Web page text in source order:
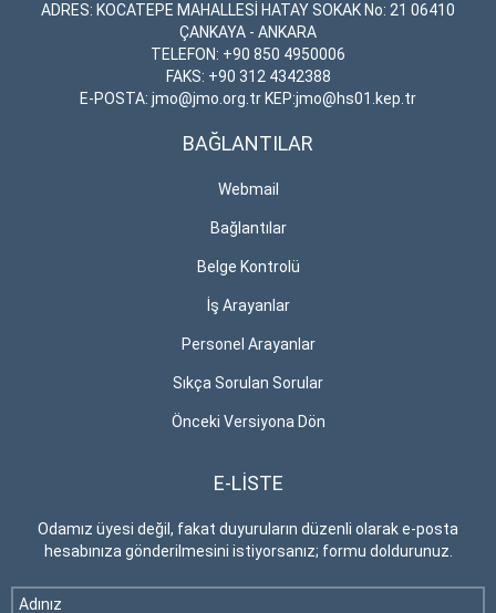
ADRES: KOCATEPE MAHALLESİ HATAY SOKAK No: 21 06410
ÇANKAYA - ANKARA
TELEFON: +90 850 4950006
FAKS: +90 312 4342388
E-POSTA: jmo@jmo.org.tr KEP:jmo@hs01.kep.tr
BAĞLANTILAR
Webmail
Bağlantılar
Belge Kontrolü
İş Arayanlar
Personel Arayanlar
Sıkça Sorulan Sorular
Önceki Versiyona Dön
E-LİSTE
Odamız üyesi değil, fakat duyuruların düzenli olarak e-posta
hesabınıza gönderilmesini istiyorsanız; formu doldurunuz.